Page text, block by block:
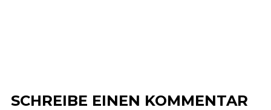
SCHREIBE EINEN KOMMENTAR